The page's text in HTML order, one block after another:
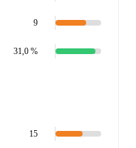
9
31,0 %
15